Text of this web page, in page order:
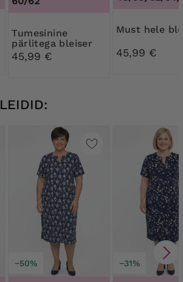
Tumesinine
pärlitega bleiser
45,99 €
Must hele
45,99 €
−50% −31%